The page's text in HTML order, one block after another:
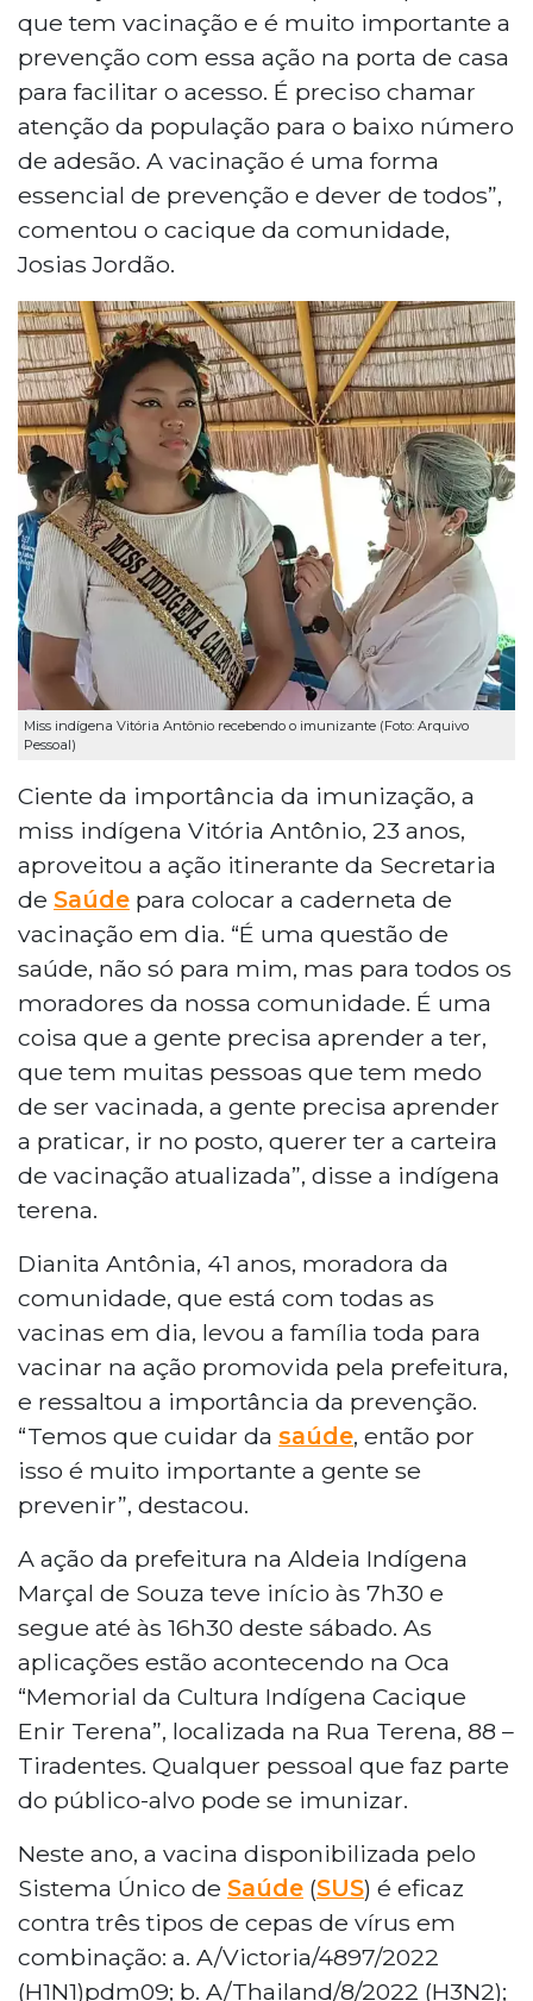
que tem vacinação e é muito importante a
prevenção com essa ação na porta de casa
para facilitar o acesso. É preciso chamar
atenção da população para o baixo número
de adesão. A vacinação é uma forma
essencial de prevenção e dever de todos”,
comentou o cacique da comunidade,
Josias Jordão.
Miss indígena Vitória Antônio recebendo o imunizante (Foto: Arquivo
Pessoal)
Ciente da importância da imunização, a
miss indígena Vitória Antônio, 23 anos,
aproveitou a ação itinerante da Secretaria
de Saúde para colocar a caderneta de
vacinação em dia. “É uma questão de
saúde, não só para mim, mas para todos os
moradores da nossa comunidade. É uma
coisa que a gente precisa aprender a ter,
que tem muitas pessoas que tem medo
de ser vacinada, a gente precisa aprender
a praticar, ir no posto, querer ter a carteira
de vacinação atualizada”, disse a indígena
terena.
Dianita Antônia, 41 anos, moradora da
comunidade, que está com todas as
vacinas em dia, levou a família toda para
vacinar na ação promovida pela prefeitura,
e ressaltou a importância da prevenção.
“Temos que cuidar da saúde, então por
isso é muito importante a gente se
prevenir”, destacou.
A ação da prefeitura na Aldeia Indígena
Marçal de Souza teve início às 7h30 e
segue até às 16h30 deste sábado. As
aplicações estão acontecendo na Oca
“Memorial da Cultura Indígena Cacique
Enir Terena”, localizada na Rua Terena, 88 –
Tiradentes. Qualquer pessoal que faz parte
do público-alvo pode se imunizar.
Neste ano, a vacina disponibilizada pelo
Sistema Único de Saúde (SUS) é eficaz
contra três tipos de cepas de vírus em
combinação: a. A/Victoria/4897/2022
(H1N1)pdm09; b. A/Thailand/8/2022 (H3N2);